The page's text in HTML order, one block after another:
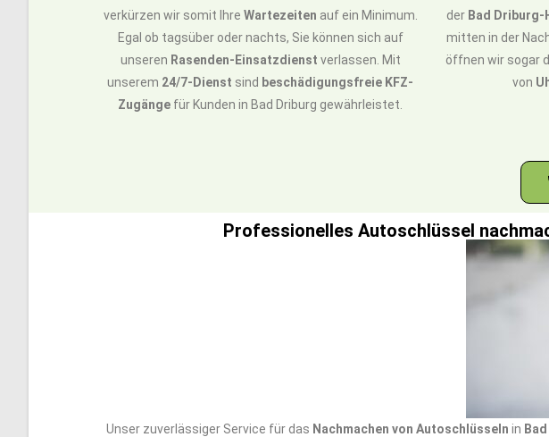
verkürzen wir somit Ihre Wartezeiten auf ein Minimum.
Egal ob tagsüber oder nachts, Sie können sich auf
unseren Rasenden-Einsatzdienst verlassen. Mit
unserem 24/7-Dienst sind beschädigungsfreie KFZ-
Zugänge für Kunden in Bad Driburg gewährleistet.
der Bad
mitten in der
öffnen wir sogar
von
Professionelles Autoschlüssel
Unser zuverlässiger Service für das Nachmachen von Autoschlüsseln in